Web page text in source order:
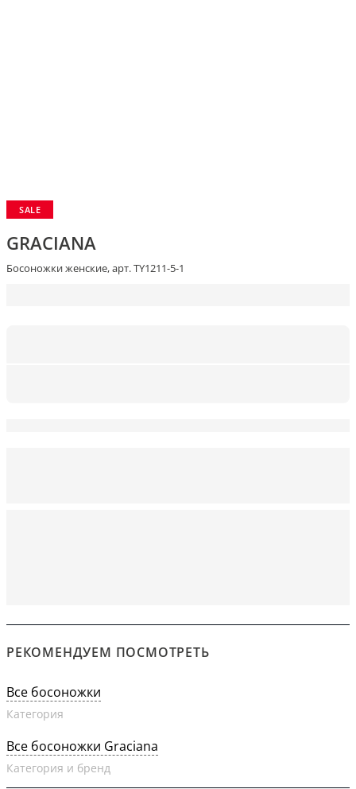
SALE
GRACIANA
Босоножки женские, арт. TY1211-5-1
РЕКОМЕНДУЕМ ПОСМОТРЕТЬ
Все босоножки
Категория
Все босоножки Graciana
Категория и бренд